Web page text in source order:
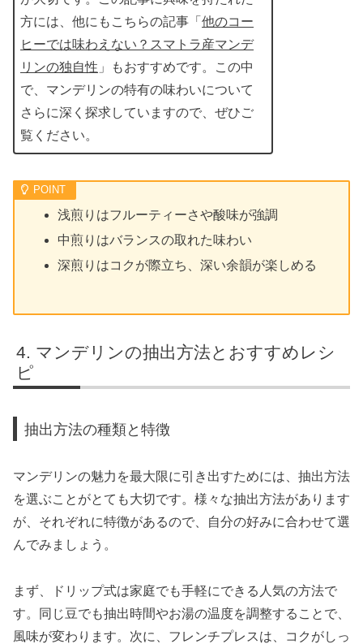
方には、他にもこちらの記事「 他のコー
ヒーでは味わえない？スマトラ産マンデ
リンの独自性 」もおすすめです。この中
で、マンデリンの特有の味わいについて
さらに深く探求していますので、ぜひご
覧ください。
浅煎りはフルーティーさや酸味が強調
中煎りはバランスの取れた味わい
深煎りはコクが際立ち、深い余韻が楽しめる
マンデリンの抽出方法とおすすめレシ
ピ
抽出方法の種類と特徴
マンデリンの魅力を最大限に引き出すためには、抽出方法
を選ぶことがとても大切です。様々な抽出方法があります
が、それぞれに特徴があるので、自分の好みに合わせて選
んでみましょう。
まず、ドリップ式は家庭でも手軽にできる人気の方法で
す。同じ豆でも抽出時間やお湯の温度を調整することで、
風味が変わります。次に、フレンチプレスは、コクがしっ